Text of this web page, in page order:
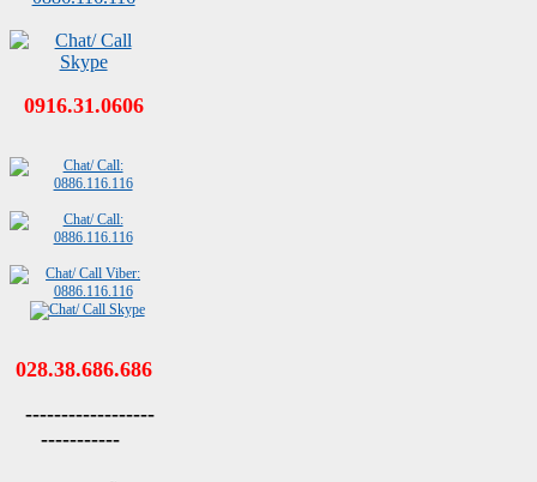
0916.31.0606
028.38.686.686
------------------
-----------